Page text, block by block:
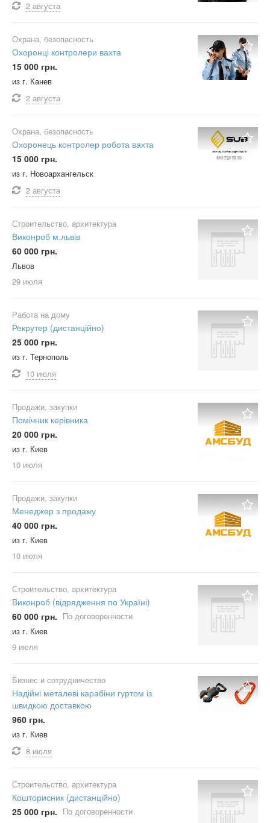
2 августа
Охрана, безопасность
Охоронці контролери вахта
15 000 грн.
из г. Канев
2 августа
Охрана, безопасность
Охоронець контролер робота вахта
15 000 грн.
из г. Новоархангельск
2 августа
Строительство, архитектура
Виконроб м.львів
60 000 грн.
Львов
29 июля
Работа на дому
Рекрутер (дистанційно)
25 000 грн.
из г. Тернополь
10 июля
Продажи, закупки
Помічник керівника
20 000 грн.
из г. Киев
10 июля
Продажи, закупки
Менеджер з продажу
40 000 грн.
из г. Киев
10 июля
Строительство, архитектура
Виконроб (відрядження по Україні)
60 000 грн. По договоренности
из г. Киев
9 июля
Бизнес и сотрудничество
Надійні металеві карабіни гуртом із
швидкою доставкою
960 грн.
из г. Киев
8 июля
Строительство, архитектура
Кошторисник (дистанційно)
25 000 грн. По договоренности